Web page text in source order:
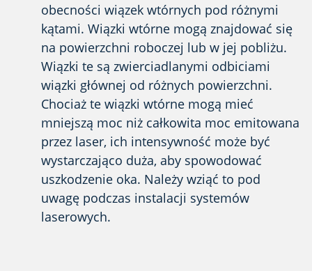
obecności wiązek wtórnych pod różnymi
kątami. Wiązki wtórne mogą znajdować się
na powierzchni roboczej lub w jej pobliżu.
Wiązki te są zwierciadlanymi odbiciami
wiązki głównej od różnych powierzchni.
Chociaż te wiązki wtórne mogą mieć
mniejszą moc niż całkowita moc emitowana
przez laser, ich intensywność może być
wystarczająco duża, aby spowodować
uszkodzenie oka. Należy wziąć to pod
uwagę podczas instalacji systemów
laserowych.